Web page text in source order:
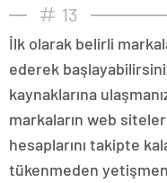
13
İlk olarak belirli
ederek
kaynaklarına
markaların web
hesaplarını takipte
tükenmeden